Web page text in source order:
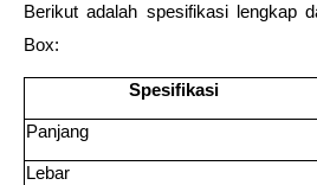
Berikut adalah spesifikasi lengkap
Box:
Spesifikasi
Panjang
Lebar